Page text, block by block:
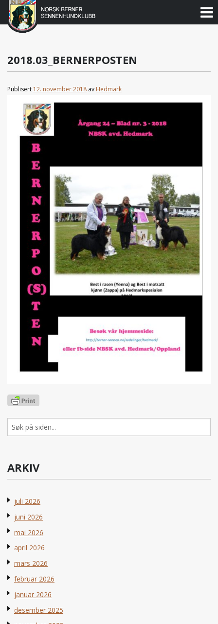
Gå
Norsk
Berner
Sennenhundklubb
2018.03_BERNERPOSTEN
Publisert 12. november 2018 av Hedmark
Søk
ARKIV
juli 2026
juni 2026
mai 2026
april 2026
mars 2026
februar 2026
januar 2026
desember 2025